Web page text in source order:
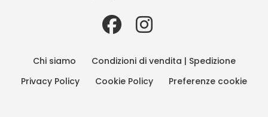
Chi siamo
Condizioni di vendita | Spedizione
Privacy Policy
Cookie Policy Preferenze cookie